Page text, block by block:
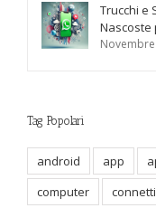
Trucchi e
Nascoste
Tag Popolari
android app
computer